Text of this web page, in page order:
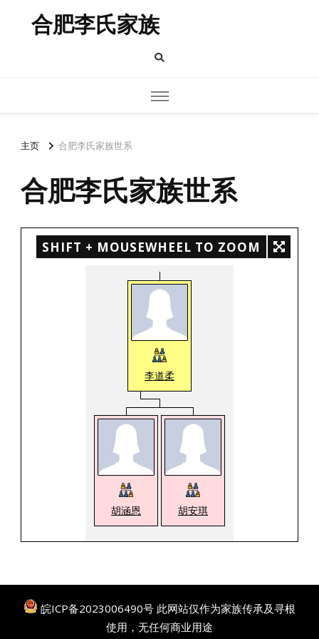
合肥李氏家族
主页 合肥李氏家族世系
合肥李氏家族世系
SHIFT + MOUSEWHEEL TO ZOOM
李道柔
胡涵恩 胡安琪
皖ICP备2023006490号 此网站仅作为家族传承及寻根
使用，无任何商业用途